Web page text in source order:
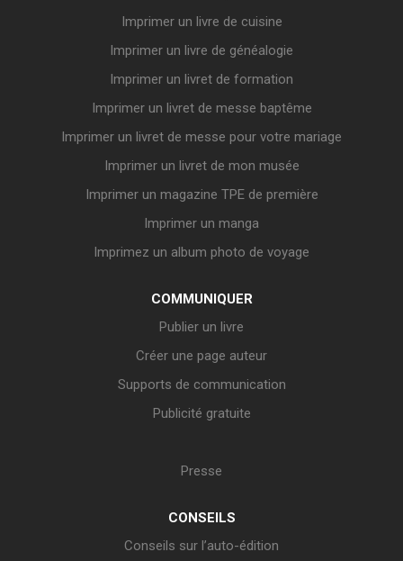
Imprimer un livre de cuisine
Imprimer un livre de généalogie
Imprimer un livret de formation
Imprimer un livret de messe baptême
Imprimer un livret de messe pour votre mariage
Imprimer un livret de mon musée
Imprimer un magazine TPE de première
Imprimer un manga
Imprimez un album photo de voyage
COMMUNIQUER
Publier un livre
Créer une page auteur
Supports de communication
Publicité gratuite
Presse
CONSEILS
Conseils sur l’auto-édition